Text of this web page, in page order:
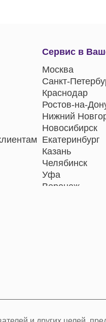
Сервис в
Москва
Санкт-
Краснодар
Ростов-на-
Нижний
Новосибирск
Екатеринбург
Казань
Челябинск
Уфа
Воронеж